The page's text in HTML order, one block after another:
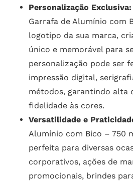
Personalização Exclusiva:
Garrafa de Alumínio com
logotipo da sua marca,
único e memorável para
personalização pode ser
impressão digital,
métodos, garantindo alta
fidelidade às cores.
Versatilidade e
Alumínio com Bico – 750
perfeita para diversas
corporativos, ações de
promocionais, brindes